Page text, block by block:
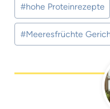
#hohe Proteinrezepte
#Meeresfrüchte